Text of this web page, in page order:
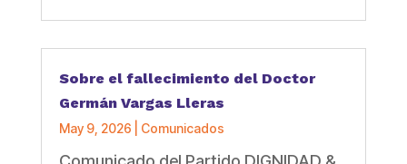
Sobre el fallecimiento del Doctor
Germán Vargas Lleras
May 9, 2026 Comunicados